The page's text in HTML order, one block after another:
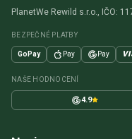
PlanetWe Rewild s.r.o., IČO:
BEZPEČNÉ PLATBY
GoPay Pay Pay
NAŠE HODNOCENÍ
4.9